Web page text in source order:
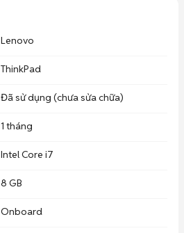
Lenovo
ThinkPad
Đã sử dụng (chưa sửa chữa)
1 tháng
Intel Core i7
8 GB
Onboard